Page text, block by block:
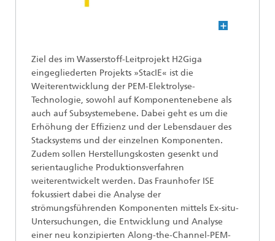
Ziel des im Wasserstoff-Leitprojekt H2Giga
eingegliederten Projekts »StacIE« ist die
Weiterentwicklung der PEM-Elektrolyse-
Technologie, sowohl auf Komponentenebene als
auch auf Subsystemebene. Dabei geht es um die
Erhöhung der Effizienz und der Lebensdauer des
Stacksystems und der einzelnen Komponenten.
Zudem sollen Herstellungskosten gesenkt und
serientaugliche Produktionsverfahren
weiterentwickelt werden. Das Fraunhofer ISE
fokussiert dabei die Analyse der
strömungsführenden Komponenten mittels Ex-situ-
Untersuchungen, die Entwicklung und Analyse
einer neu konzipierten Along-the-Channel-PEM-